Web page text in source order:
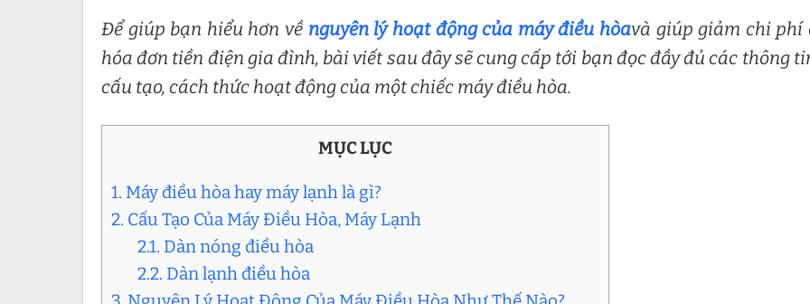
Để giúp bạn hiểu hơn về nguyên lý hoạt động của máy điều hòavà giúp giảm chi phí
hóa đơn tiền điện gia đình, bài viết sau đây sẽ cung cấp tới bạn đọc đầy đủ các thông
cấu tạo, cách thức hoạt động của một chiếc máy điều hòa.
MỤC LỤC
1. Máy điều hòa hay máy lạnh là gì?
2. Cấu Tạo Của Máy Điều Hòa, Máy Lạnh
2.1. Dàn nóng điều hòa
2.2. Dàn lạnh điều hòa